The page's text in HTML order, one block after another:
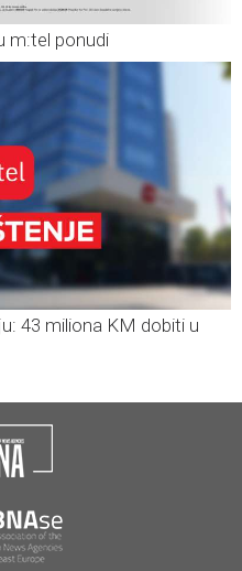
m:tel ponudi
43 miliona KM dobiti u